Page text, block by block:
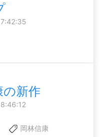
の新作
岡林信康